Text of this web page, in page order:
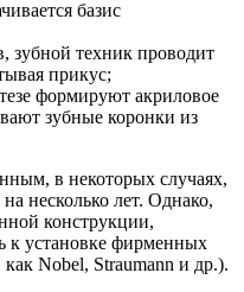
базис
зубной техник проводит
прикус;
формируют акриловое
зубные коронки из
в некоторых случаях,
несколько лет. Однако,
конструкции,
к установке фирменных
Nobel, Straumann и др.).